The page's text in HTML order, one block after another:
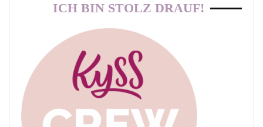
ICH BIN STOLZ DRAUF!